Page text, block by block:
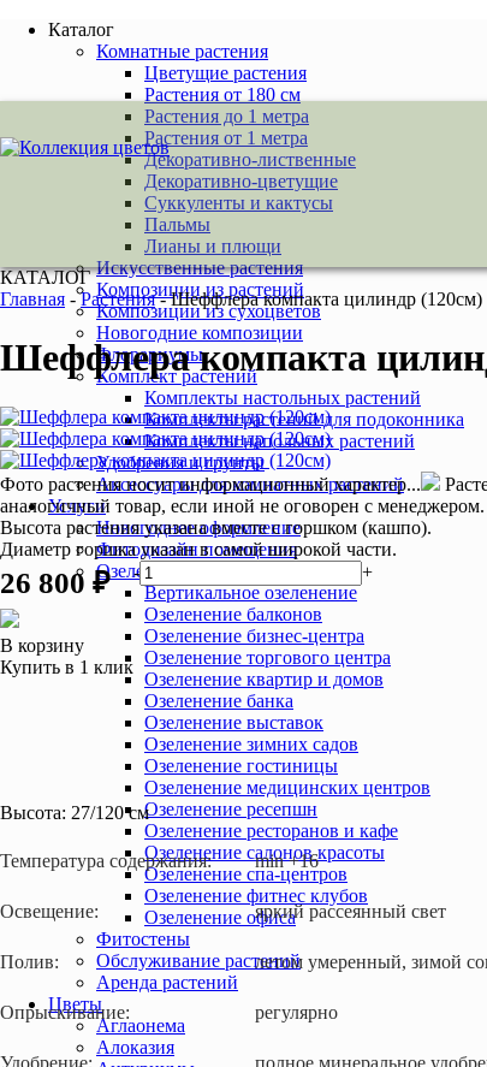
Каталог
Комнатные растения
Цветущие растения
Растения от 180 см
Растения до 1 метра
Растения от 1 метра
Декоративно-лиственные
Декоративно-цветущие
Суккуленты и кактусы
Пальмы
Лианы и плющи
Искусственные растения
Композиции из растений
Композиции из сухоцветов
Новогодние композиции
Флорариумы
Комплект растений
Комплекты настольных растений
Комплекты растений для подоконника
Комплекты напольных растений
Удобрения и грунты
Аксессуары для комнатных растений
Услуги
Новогоднее оформление
Фитодизайн помещения
Озеленение интерьера
Вертикальное озеленение
Озеленение балконов
Озеленение бизнес-центра
Озеленение торгового центра
Озеленение квартир и домов
Озеленение банка
Озеленение выставок
Озеленение зимних садов
Озеленение гостиницы
Озеленение медицинских центров
Озеленение ресепшн
Озеленение ресторанов и кафе
Озеленение салонов красоты
Озеленение спа-центров
Озеленение фитнес клубов
Озеленение офиса
Фитостены
Обслуживание растений
Аренда растений
Цветы
Аглаонема
Алоказия
КАТАЛОГ
Главная - Растения - Шеффлера компакта цилиндр (120см)
Шеффлера компакта
Фото растения носит информационный характер...
аналогичный товар, если иной не оговорен с менеджером.
Высота растения указана вместе с горшком (кашпо).
Диаметр горшка указан в самой широкой части.
26 800 ₽ - +
В корзину
Купить в 1 клик
Высота: 27/120 см
Температура содержания: min +16
Освещение: яркий рассеянный свет
Полив: летом умеренный, зимой
Опрыскивание: регулярно
Удобрение: полное минеральное